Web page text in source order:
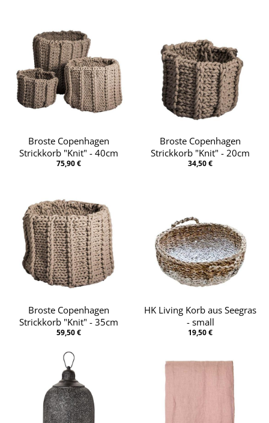
Broste Copenhagen
Strickkorb "Knit" - 40cm
75,90 €
Broste Copenhagen
Strickkorb "Knit" - 20cm
34,50 €
Broste Copenhagen
Strickkorb "Knit" - 35cm
59,50 €
HK Living Korb aus Seegras
- small
19,50 €